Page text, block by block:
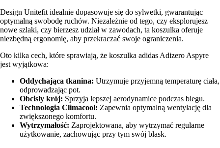
Design Unitefit idealnie dopasowuje się do sylwetki, gwarantując
optymalną swobodę ruchów. Niezależnie od tego, czy eksplorujesz
nowe szlaki, czy bierzesz udział w zawodach, ta koszulka oferuje
niezbędną ergonomię, aby przekraczać swoje ograniczenia.
Oto kilka cech, które sprawiają, że koszulka adidas Adizero Aspyre
jest wyjątkowa:
Oddychająca tkanina: Utrzymuje przyjemną temperaturę ciała,
odprowadzając pot.
Obcisły krój: Sprzyja lepszej aerodynamice podczas biegu.
Technologia Climacool: Zapewnia optymalną wentylację dla
zwiększonego komfortu.
Wytrzymałość: Zaprojektowana, aby wytrzymać regularne
użytkowanie, zachowując przy tym swój blask.